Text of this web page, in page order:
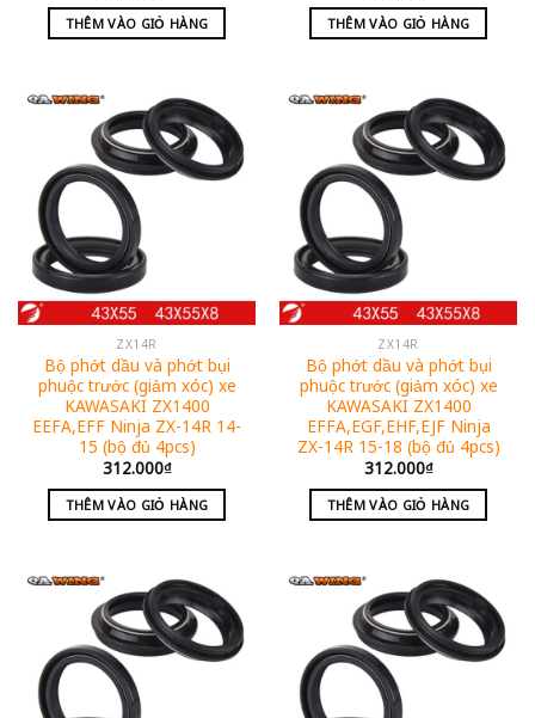
THÊM VÀO GIỎ HÀNG THÊM VÀO GIỎ HÀNG
ZX14R
Bộ phớt dầu và phớt bụi
phuộc trước (giảm xóc) xe
KAWASAKI ZX1400
EEFA,EFF Ninja ZX-14R 14-
15 (bộ đủ 4pcs)
312.000₫
THÊM VÀO GIỎ HÀNG
ZX14R
Bộ phớt dầu và phớt bụi
phuộc trước (giảm xóc) xe
KAWASAKI ZX1400
EFFA,EGF,EHF,EJF Ninja
ZX-14R 15-18 (bộ đủ 4pcs)
312.000₫
THÊM VÀO GIỎ HÀNG